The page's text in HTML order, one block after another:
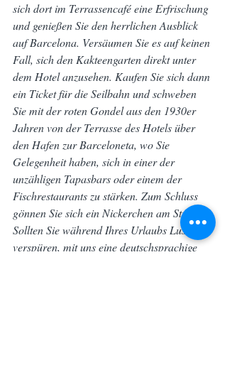
sich dort im Terrassencafé eine Erfrischung
und genießen Sie den herrlichen Ausblick
auf Barcelona. Versäumen Sie es auf keinen
Fall, sich den Kakteengarten direkt unter
dem Hotel anzusehen. Kaufen Sie sich dann
ein Ticket für die Seilbahn und schweben
Sie mit der roten Gondel aus den 1930er
Jahren von der Terrasse des Hotels über
den Hafen zur Barceloneta, wo Sie
Gelegenheit haben, sich in einer der
unzähligen Tapasbars oder einem der
Fischrestaurants zu stärken. Zum Schluss
gönnen Sie sich ein Nickerchen am Strand.
Sollten Sie während Ihres Urlaubs Lust
verspüren, mit uns eine deutschsprachige